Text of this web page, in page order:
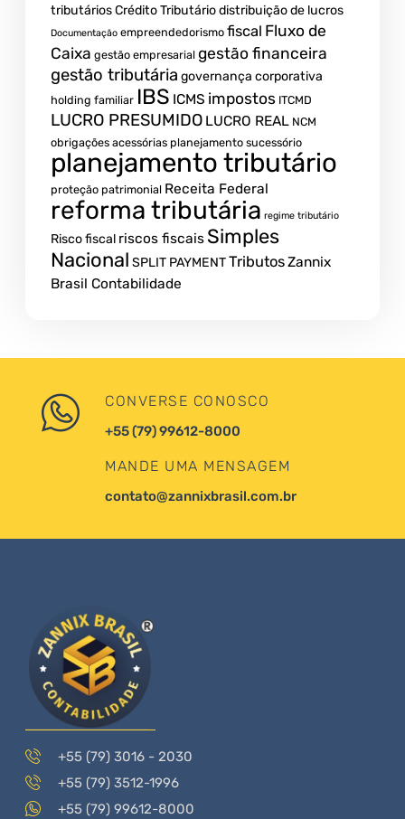
tributáriosCrédito Tributáriodistribuição de lucros
Documentação empreendedorismo fiscal Fluxo de
Caixa gestão empresarial gestão financeira
gestão tributária governança corporativa
holding familiar IBS ICMS impostos ITCMD
LUCRO PRESUMIDO LUCRO REAL NCM
obrigações acessórias planejamento sucessório
planejamento tributário
proteção patrimonial Receita Federal
reforma tributária regime tributário
Risco fiscal riscos fiscais Simples
Nacional SPLIT PAYMENTTributosZannix
Brasil Contabilidade
CONVERSE CONOSCO
+55 (79) 99612-8000
MANDE UMA MENSAGEM
contato@zannixbrasil.com.br
+55 (79) 3016 - 2030
+55 (79) 3512-1996
+55 (79) 99612-8000